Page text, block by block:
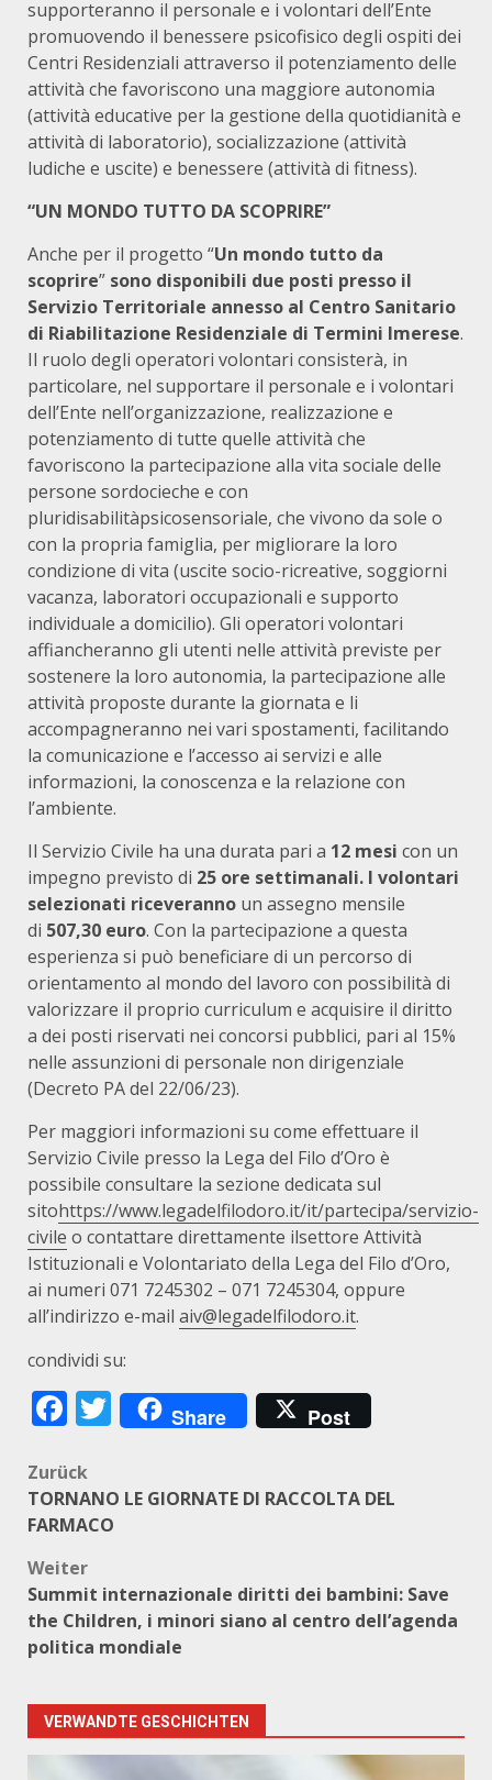
supporteranno il personale e i volontari dell’Ente
promuovendo il benessere psicofisico degli ospiti dei
Centri Residenziali attraverso il potenziamento delle
attività che favoriscono una maggiore autonomia
(attività educative per la gestione della quotidianità e
attività di laboratorio), socializzazione (attività
ludiche e uscite) e benessere (attività di fitness).
“UN MONDO TUTTO DA SCOPRIRE”
Anche per il progetto “Un mondo tutto da
scoprire” sono disponibili due posti presso il
Servizio Territoriale annesso al Centro Sanitario
di Riabilitazione Residenziale di Termini Imerese.
Il ruolo degli operatori volontari consisterà, in
particolare, nel supportare il personale e i volontari
dell’Ente nell’organizzazione, realizzazione e
potenziamento di tutte quelle attività che
favoriscono la partecipazione alla vita sociale delle
persone sordocieche e con
pluridisabilitàpsicosensoriale, che vivono da sole o
con la propria famiglia, per migliorare la loro
condizione di vita (uscite socio-ricreative, soggiorni
vacanza, laboratori occupazionali e supporto
individuale a domicilio). Gli operatori volontari
affiancheranno gli utenti nelle attività previste per
sostenere la loro autonomia, la partecipazione alle
attività proposte durante la giornata e li
accompagneranno nei vari spostamenti, facilitando
la comunicazione e l’accesso ai servizi e alle
informazioni, la conoscenza e la relazione con
l’ambiente.
Il Servizio Civile ha una durata pari a 12 mesi con un
impegno previsto di 25 ore settimanali. I volontari
selezionati riceveranno un assegno mensile
di 507,30 euro. Con la partecipazione a questa
esperienza si può beneficiare di un percorso di
orientamento al mondo del lavoro con possibilità di
valorizzare il proprio curriculum e acquisire il diritto
a dei posti riservati nei concorsi pubblici, pari al 15%
nelle assunzioni di personale non dirigenziale
(Decreto PA del 22/06/23).
Per maggiori informazioni su come effettuare il
Servizio Civile presso la Lega del Filo d’Oro è
possibile consultare la sezione dedicata sul
sitohttps://www.legadelfilodoro.it/it/partecipa/servizio-
civile o contattare direttamente ilsettore Attività
Istituzionali e Volontariato della Lega del Filo d’Oro,
ai numeri 071 7245302 – 071 7245304, oppure
all’indirizzo e-mail aiv@legadelfilodoro.it.
condividi su:
Facebook
Twitter
Share Post
Beitragsnavigation
Zurück
TORNANO LE GIORNATE DI RACCOLTA DEL
FARMACO
Weiter
Summit internazionale diritti dei bambini: Save
the Children, i minori siano al centro dell’agenda
politica mondiale
VERWANDTE GESCHICHTEN